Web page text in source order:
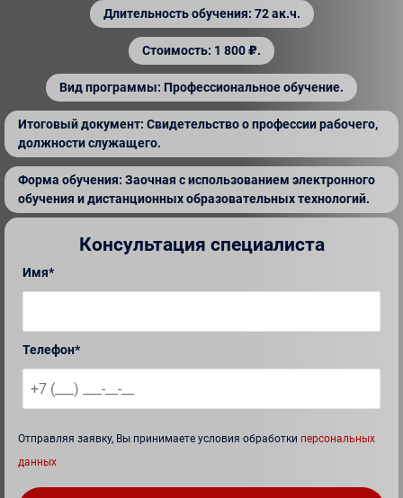
Длительность обучения: 72 ак.ч.
Стоимость: 1 800 ₽.
Вид программы: Профессиональное обучение.
Итоговый документ: Свидетельство о профессии рабочего,
должности служащего.
Форма обучения: Заочная с использованием электронного
обучения и дистанционных образовательных технологий.
Консультация специалиста
Имя*
Телефон*
Отправляя заявку, Вы принимаете условия обработки персональных
данных